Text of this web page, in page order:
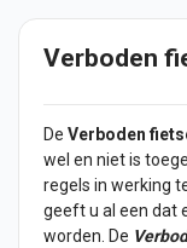
Verboden
De Verboden
wel en niet is
regels in werking
geeft u al een dat
worden. De